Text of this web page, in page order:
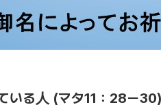
いる人 (マタ11：28ー30)